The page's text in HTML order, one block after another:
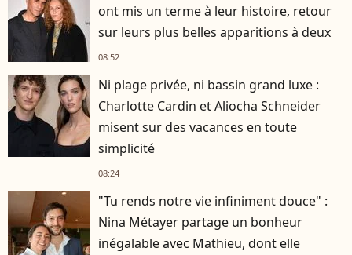
ont mis un terme à leur histoire, retour
sur leurs plus belles apparitions à deux
08:52
Ni plage privée, ni bassin grand luxe :
Charlotte Cardin et Aliocha Schneider
misent sur des vacances en toute
simplicité
08:24
"Tu rends notre vie infiniment douce" :
Nina Métayer partage un bonheur
inégalable avec Mathieu, dont elle